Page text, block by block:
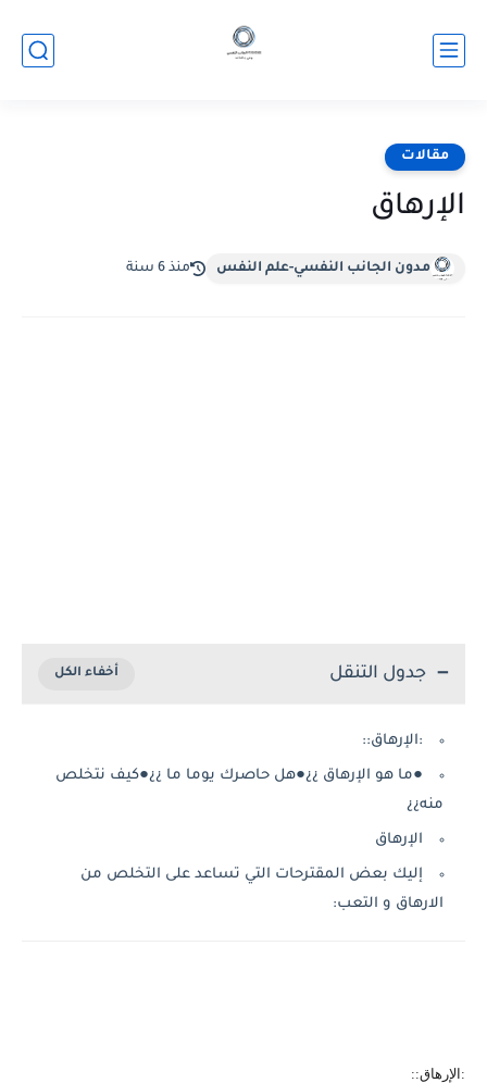
مقالات
الإرهاق
مدون الجانب النفسي-علم النفس منذ 6 سنة
جدول التنقل
:الإرهاق::
●ما هو اﻹرهاق ¿¿●هل حاصرك يوما ما ¿¿●كيف نتخلص
منه¿¿
الإرهاق
إليك بعض المقترحات التي تساعد على التخلص من
الارهاق و التعب:
:الإرهاق::